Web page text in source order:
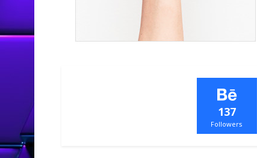
137
Followers